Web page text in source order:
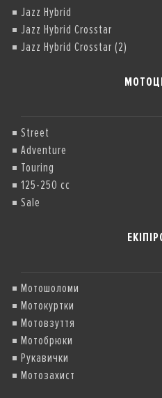
Jazz Hybrid
Jazz Hybrid Crosstar
Jazz Hybrid Crosstar (2)
Street
Adventure
Touring
125-250 cc
Sale
Мотошоломи
Мотокуртки
Мотовзуття
Мотобрюки
Рукавички
Мотозахист